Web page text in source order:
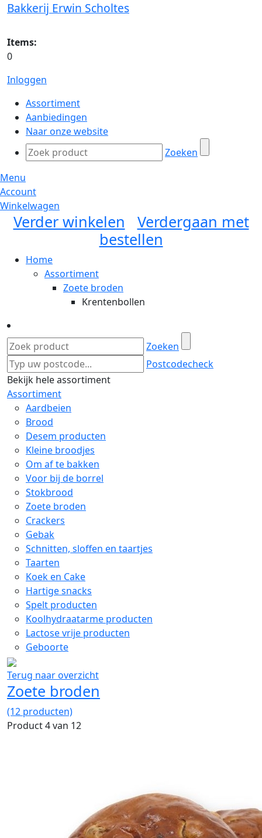
Bakkerij Erwin Scholtes
Items:
0
Inloggen
Assortiment
Aanbiedingen
Naar onze website
Zoeken
Menu
Account
Winkelwagen
Verder winkelen
Verdergaan met
bestellen
Home
Assortiment
Zoete broden
Krentenbollen
Zoeken
Postcodecheck
Bekijk hele assortiment
Assortiment
Aardbeien
Brood
Desem producten
Kleine broodjes
Om af te bakken
Voor bij de borrel
Stokbrood
Zoete broden
Crackers
Gebak
Schnitten, sloffen en taartjes
Taarten
Koek en Cake
Hartige snacks
Spelt producten
Koolhydraatarme producten
Lactose vrije producten
Geboorte
Terug naar overzicht
Zoete broden
(12 producten)
Product 4 van 12